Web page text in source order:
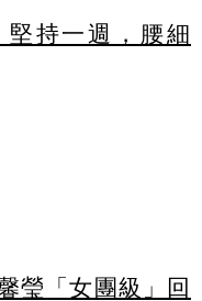
持一週，腰細
瑩「女團級」回